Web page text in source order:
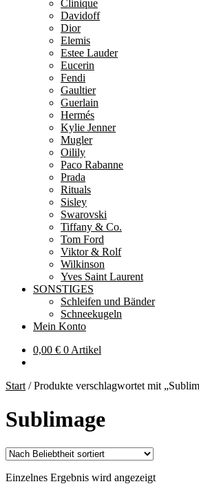
Clinique
Davidoff
Dior
Elemis
Estee Lauder
Eucerin
Fendi
Gaultier
Guerlain
Hermés
Kylie Jenner
Mugler
Oilily
Paco Rabanne
Prada
Rituals
Sisley
Swarovski
Tiffany & Co.
Tom Ford
Viktor & Rolf
Wilkinson
Yves Saint Laurent
SONSTIGES
Schleifen und Bänder
Schneekugeln
Mein Konto
0,00 € 0 Artikel
Start /Produkte verschlagwortet mit
Sublimage
Einzelnes Ergebnis wird angezeigt